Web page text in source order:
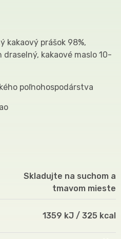
kakaový prášok 98%,
kakaové maslo 10-
poľnohospodárstva
Skladujte na suchom a
tmavom mieste
1359 kJ / 325 kcal